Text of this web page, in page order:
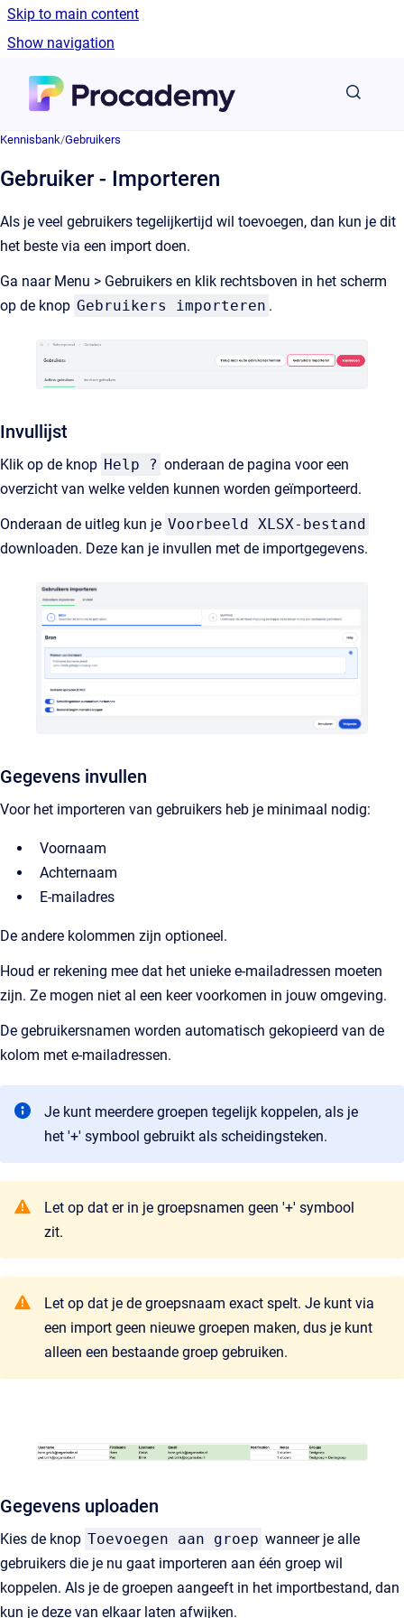
Skip to main content
Show navigation
Kennisbank/Gebruikers
Gebruiker - Importeren
Als je veel gebruikers tegelijkertijd wil toevoegen, dan kun je dit
het beste via een import doen.
Ga naar Menu > Gebruikers en klik rechtsboven in het scherm
op de knop Gebruikers importeren .
Invullijst
Klik op de knop Help ? onderaan de pagina voor een
overzicht van welke velden kunnen worden geïmporteerd.
Onderaan de uitleg kun je Voorbeeld XLSX-bestand
downloaden. Deze kan je invullen met de importgegevens.
Gegevens invullen
Voor het importeren van gebruikers heb je minimaal nodig:
Voornaam
Achternaam
E-mailadres
De andere kolommen zijn optioneel.
Houd er rekening mee dat het unieke e-mailadressen moeten
zijn. Ze mogen niet al een keer voorkomen in jouw omgeving.
De gebruikersnamen worden automatisch gekopieerd van de
kolom met e-mailadressen.
Je kunt meerdere groepen tegelijk koppelen, als je
het '+' symbool gebruikt als scheidingsteken.
Let op dat er in je groepsnamen geen '+' symbool
zit.
Let op dat je de groepsnaam exact spelt. Je kunt via
een import geen nieuwe groepen maken, dus je kunt
alleen een bestaande groep gebruiken.
Gegevens uploaden
Kies de knop Toevoegen aan groep wanneer je alle
gebruikers die je nu gaat importeren aan één groep wil
koppelen. Als je de groepen aangeeft in het importbestand, dan
kun je deze van elkaar laten afwijken.